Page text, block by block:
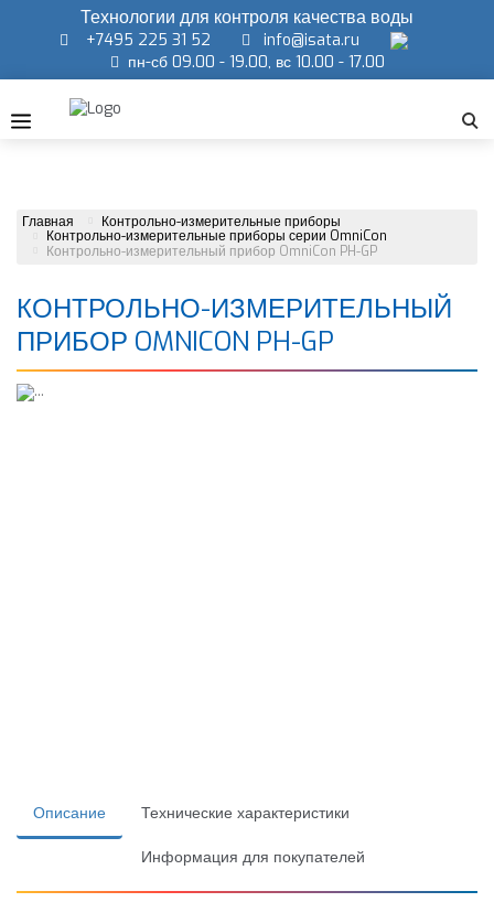
Технологии для контроля качества воды
+7495 225 31 52
info@isata.ru
пн-сб 09.00 - 19.00, вс 10.00 - 17.00
Главная
Контрольно-измерительные приборы
Контрольно-измерительные приборы серии OmniCon
Контрольно-измерительный прибор OmniCon PH-GP
КОНТРОЛЬНО-ИЗМЕРИТЕЛЬНЫЙ
ПРИБОР OMNICON PH-GP
Описание Технические характеристики
Информация для покупателей